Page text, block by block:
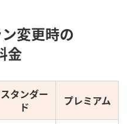
変更時の
金
スタンダー
ド
プレミアム